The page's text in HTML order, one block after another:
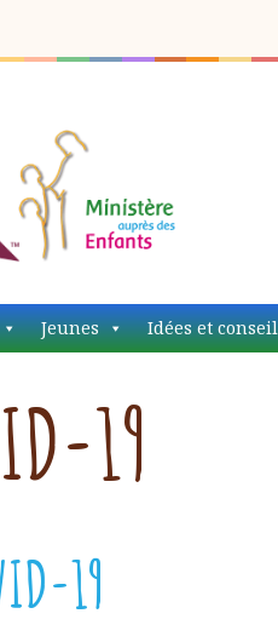
MAE EDS
Jeunes Idées et
19
19